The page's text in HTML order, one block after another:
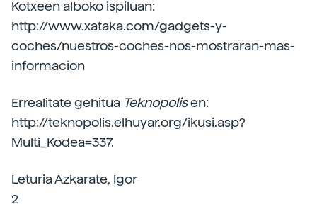
Kotxeen alboko ispiluan:
http://www.xataka.com/gadgets-y-
coches/nuestros-coches-nos-mostraran-mas-
informacion
Errealitate gehitua Teknopolisen:
http://teknopolis.elhuyar.org/ikusi.asp?
Multi_Kodea=337.
Leturia Azkarate, Igor
2